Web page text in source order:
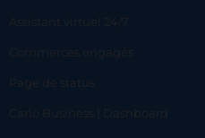
Assistant virtuel 24/7
Commerces engagés
Page de status
Carlo Business | Dashboard